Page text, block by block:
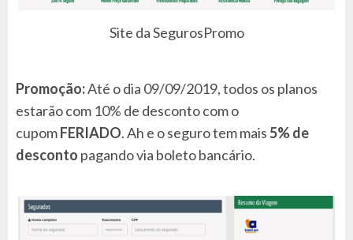
Site da SegurosPromo
Promoção:Até o dia 09/09/2019, todos os planos
estarão com 10% de desconto com o
cupomFERIADO.Ah e o seguro tem mais5% de
desconto pagando via boleto bancário.